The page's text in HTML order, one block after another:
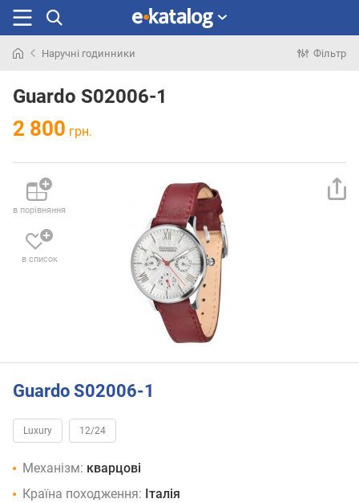
раніше
Наручні годинники Фільтр
Guardo S02006-1
2 800 грн.
в порівняння
в список
Guardo S02006-1
Luxury 12/24
Механізм: кварцові
Країна походження: Італія